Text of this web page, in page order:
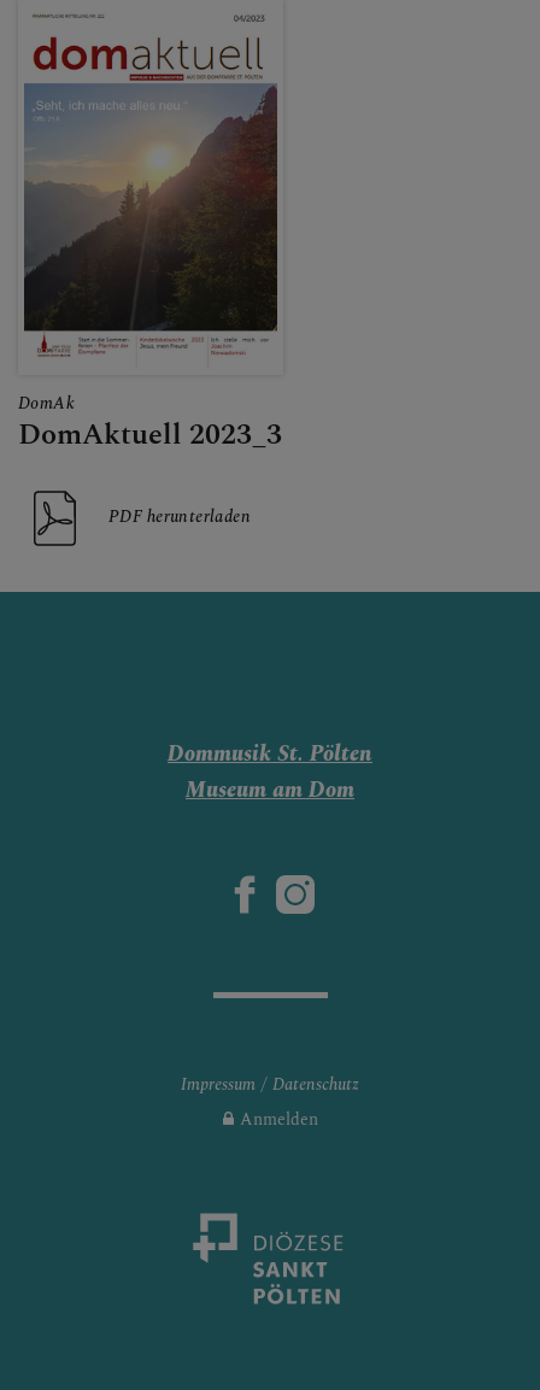
DomAk
DomAktuell 2023_3
PDF herunterladen
Dommusik St. Pölten
Museum am Dom
Impressum
Datenschutz
Anmelden